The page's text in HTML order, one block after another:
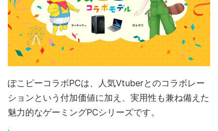
ぽこピーコラボPCは、人気Vtuberとのコラボレー
ションという付加価値に加え、実用性も兼ね備えた
魅力的なゲーミングPCシリーズです。